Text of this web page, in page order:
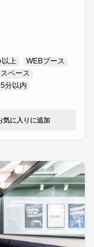
以上
WEBブース
ペース
分以内